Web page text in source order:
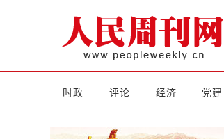
时政 评论 经济 党建